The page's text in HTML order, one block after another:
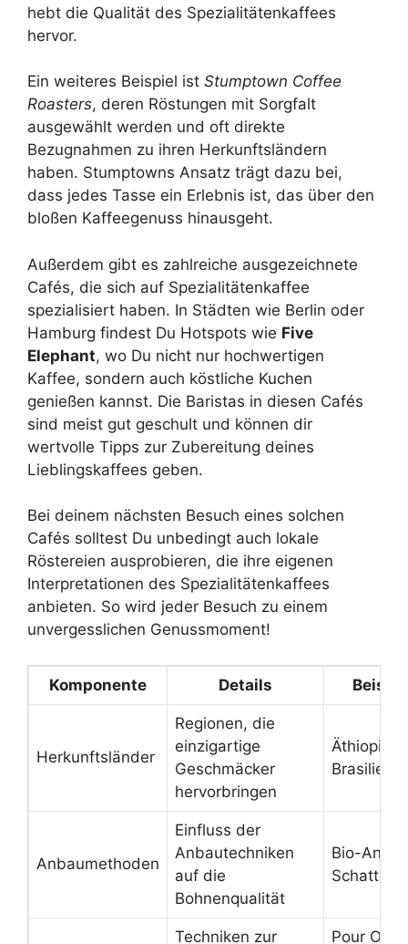
hebt die Qualität des Spezialitätenkaffees
hervor.
Ein weiteres Beispiel ist Stumptown Coffee
Roasters, deren Röstungen mit Sorgfalt
ausgewählt werden und oft direkte
Bezugnahmen zu ihren Herkunftsländern
haben. Stumptowns Ansatz trägt dazu bei,
dass jedes Tasse ein Erlebnis ist, das über den
bloßen Kaffeegenuss hinausgeht.
Außerdem gibt es zahlreiche ausgezeichnete
Cafés, die sich auf Spezialitätenkaffee
spezialisiert haben. In Städten wie Berlin oder
Hamburg findest Du Hotspots wie Five
Elephant, wo Du nicht nur hochwertigen
Kaffee, sondern auch köstliche Kuchen
genießen kannst. Die Baristas in diesen Cafés
sind meist gut geschult und können dir
wertvolle Tipps zur Zubereitung deines
Lieblingskaffees geben.
Bei deinem nächsten Besuch eines solchen
Cafés solltest Du unbedingt auch lokale
Röstereien ausprobieren, die ihre eigenen
Interpretationen des Spezialitätenkaffees
anbieten. So wird jeder Besuch zu einem
unvergesslichen Genussmoment!
Komponente Details
Herkunftsländer
Regionen, die
einzigartige
Geschmäcker
hervorbringen
Äthiopien,
Brasilien,
Anbaumethoden
Einfluss der
Anbautechniken
auf die
Bohnenqualität
Bio-
Techniken zur
Pour Over,